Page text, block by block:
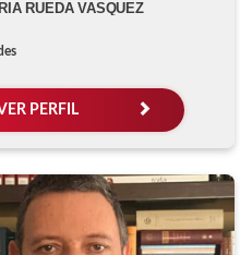
RUEDA VASQUEZ
PERFIL